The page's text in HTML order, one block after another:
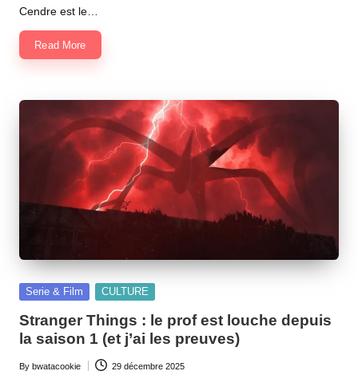
Cendre est le…
Read More
Posted
Serie & Film CULTURE
Stranger Things : le prof est louche depuis
la saison 1 (et j’ai les preuves)
Posted
By bwatacookie 29 décembre 2025